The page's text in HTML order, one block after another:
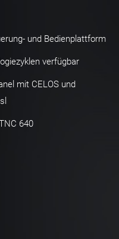
und Bedienplattform
verfügbar
mit CELOS und
640